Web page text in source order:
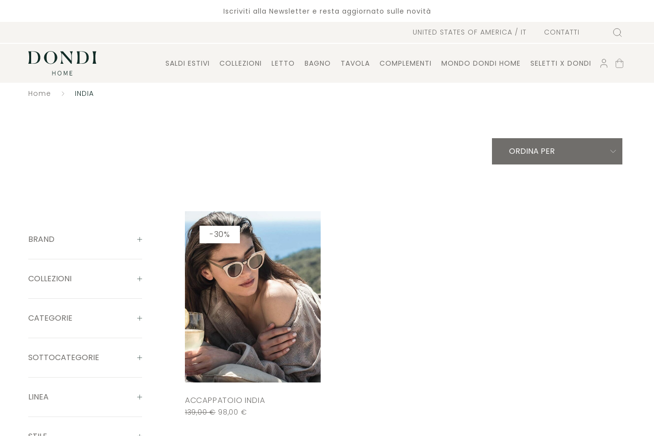
Iscriviti alla Newsletter e resta aggiornato sulle novità
UNITED STATES OF AMERICA / IT CONTATTI Cerca
SALDI ESTIVI COLLEZIONI LETTO BAGNO TAVOLA COMPLEMENTI MONDO DONDI HOME SELETTI X DONDI ACCOUNT
CARRELLO
Home INDIA
BRAND
COLLEZIONI
CATEGORIE
SOTTOCATEGORIE
LINEA
ORDINA PER
ACCAPPATOIO INDIA
139,00€ 98,00 €
-30%